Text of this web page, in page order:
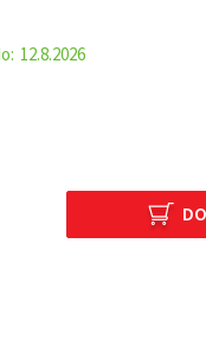
12.8.2026